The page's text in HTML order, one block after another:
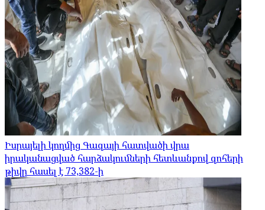
Իսրայելի կողմից Գազայի հատվածի վրա
իրականացված հարձակումների հետևանքով զոհերի
թիվը հասել է 73,382-ի